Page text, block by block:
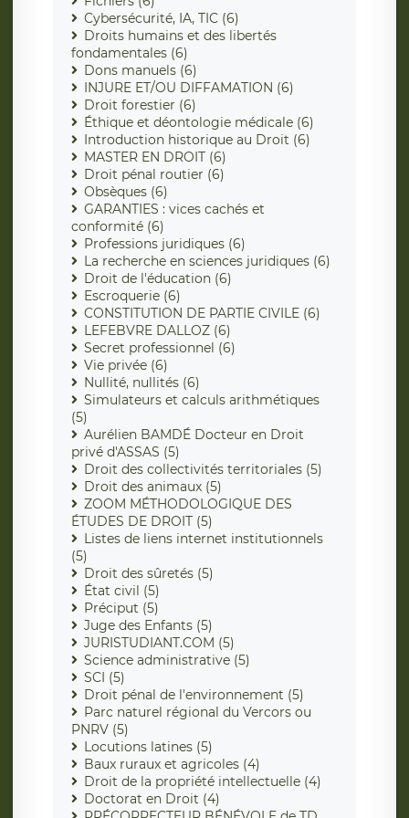
Cybersécurité, IA, TIC (6)
Droits humains et des libertés
fondamentales (6)
Dons manuels (6)
INJURE ET/OU DIFFAMATION (6)
Droit forestier (6)
Éthique et déontologie médicale (6)
Introduction historique au Droit (6)
MASTER EN DROIT (6)
Droit pénal routier (6)
Obsèques (6)
GARANTIES : vices cachés et
conformité (6)
Professions juridiques (6)
La recherche en sciences juridiques (6)
Droit de l'éducation (6)
Escroquerie (6)
CONSTITUTION DE PARTIE CIVILE (6)
LEFEBVRE DALLOZ (6)
Secret professionnel (6)
Vie privée (6)
Nullité, nullités (6)
Simulateurs et calculs arithmétiques
(5)
Aurélien BAMDÉ Docteur en Droit
privé d'ASSAS (5)
Droit des collectivités territoriales (5)
Droit des animaux (5)
ZOOM MÉTHODOLOGIQUE DES
ÉTUDES DE DROIT (5)
Listes de liens internet institutionnels
(5)
Droit des sûretés (5)
État civil (5)
Préciput (5)
Juge des Enfants (5)
JURISTUDIANT.COM (5)
Science administrative (5)
SCI (5)
Droit pénal de l'environnement (5)
Parc naturel régional du Vercors ou
PNRV (5)
Locutions latines (5)
Baux ruraux et agricoles (4)
Droit de la propriété intellectuelle (4)
Doctorat en Droit (4)